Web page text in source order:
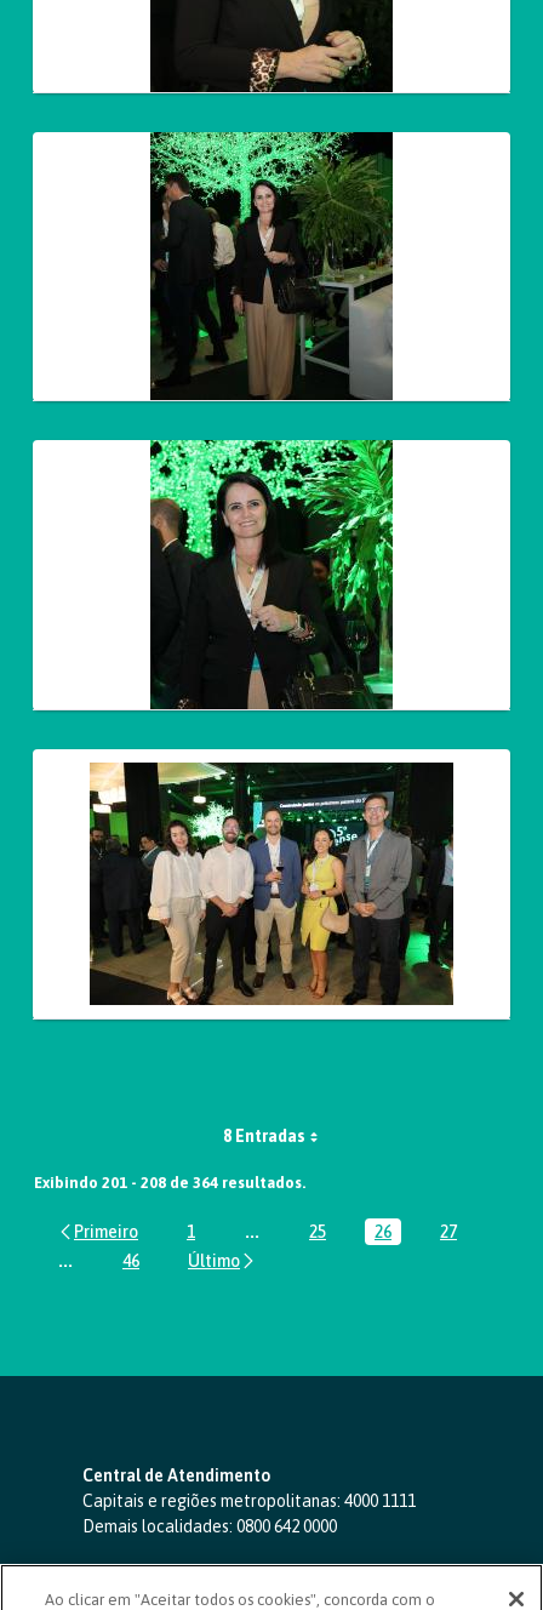
8 Entradas
Exibindo 201 - 208 de 364 resultados.
Página
1 ...Páginas intermediárias Usar ABA
Página
25 Página
26 Página
27
...Páginas intermediárias Usar ABA para navegar.
Página
46
Central de Atendimento
Capitais e regiões metropolitanas: 4000 1111
Demais localidades: 0800 642 0000
SAC 24 horas-0800 724 4420
Ao clicar em "Aceitar todos os cookies", concorda com o